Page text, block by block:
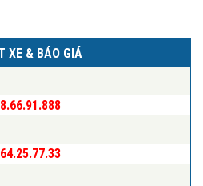
XE & BÁO GIÁ